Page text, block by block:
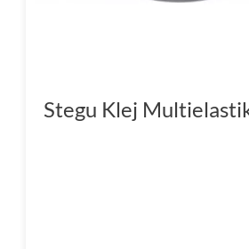
Stegu Klej